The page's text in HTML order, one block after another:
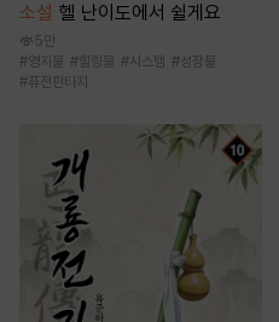
소설 헬 난이도에서 쉴게요
5만
#영지물 # 힐링물 #시스템 #성장물
#퓨전판타지